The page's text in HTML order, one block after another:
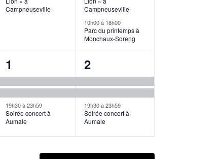
Campneuseville
Campneuseville
10h00à 18h00
Parc du printemps à
Monchaux-Soreng
3
évènements,
1
19h30à23h59
Soirée concert à
Aumale
3
évènements,
2
19h30à23h59
Soirée concert à
Aumale